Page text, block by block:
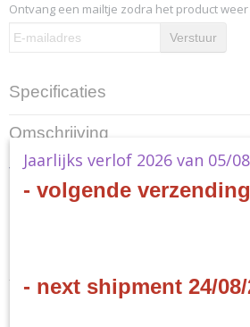
Ontvang een mailtje zodra het product
Verstuur
Specificaties
Productcode
EAN code
4012927946855
Productcode leverancier
Omschrijving
Yu-Gi-Oh! -
- EN
Jaarlijks verlof 2026 van 05/
- volgende
- next shipment 24/08/